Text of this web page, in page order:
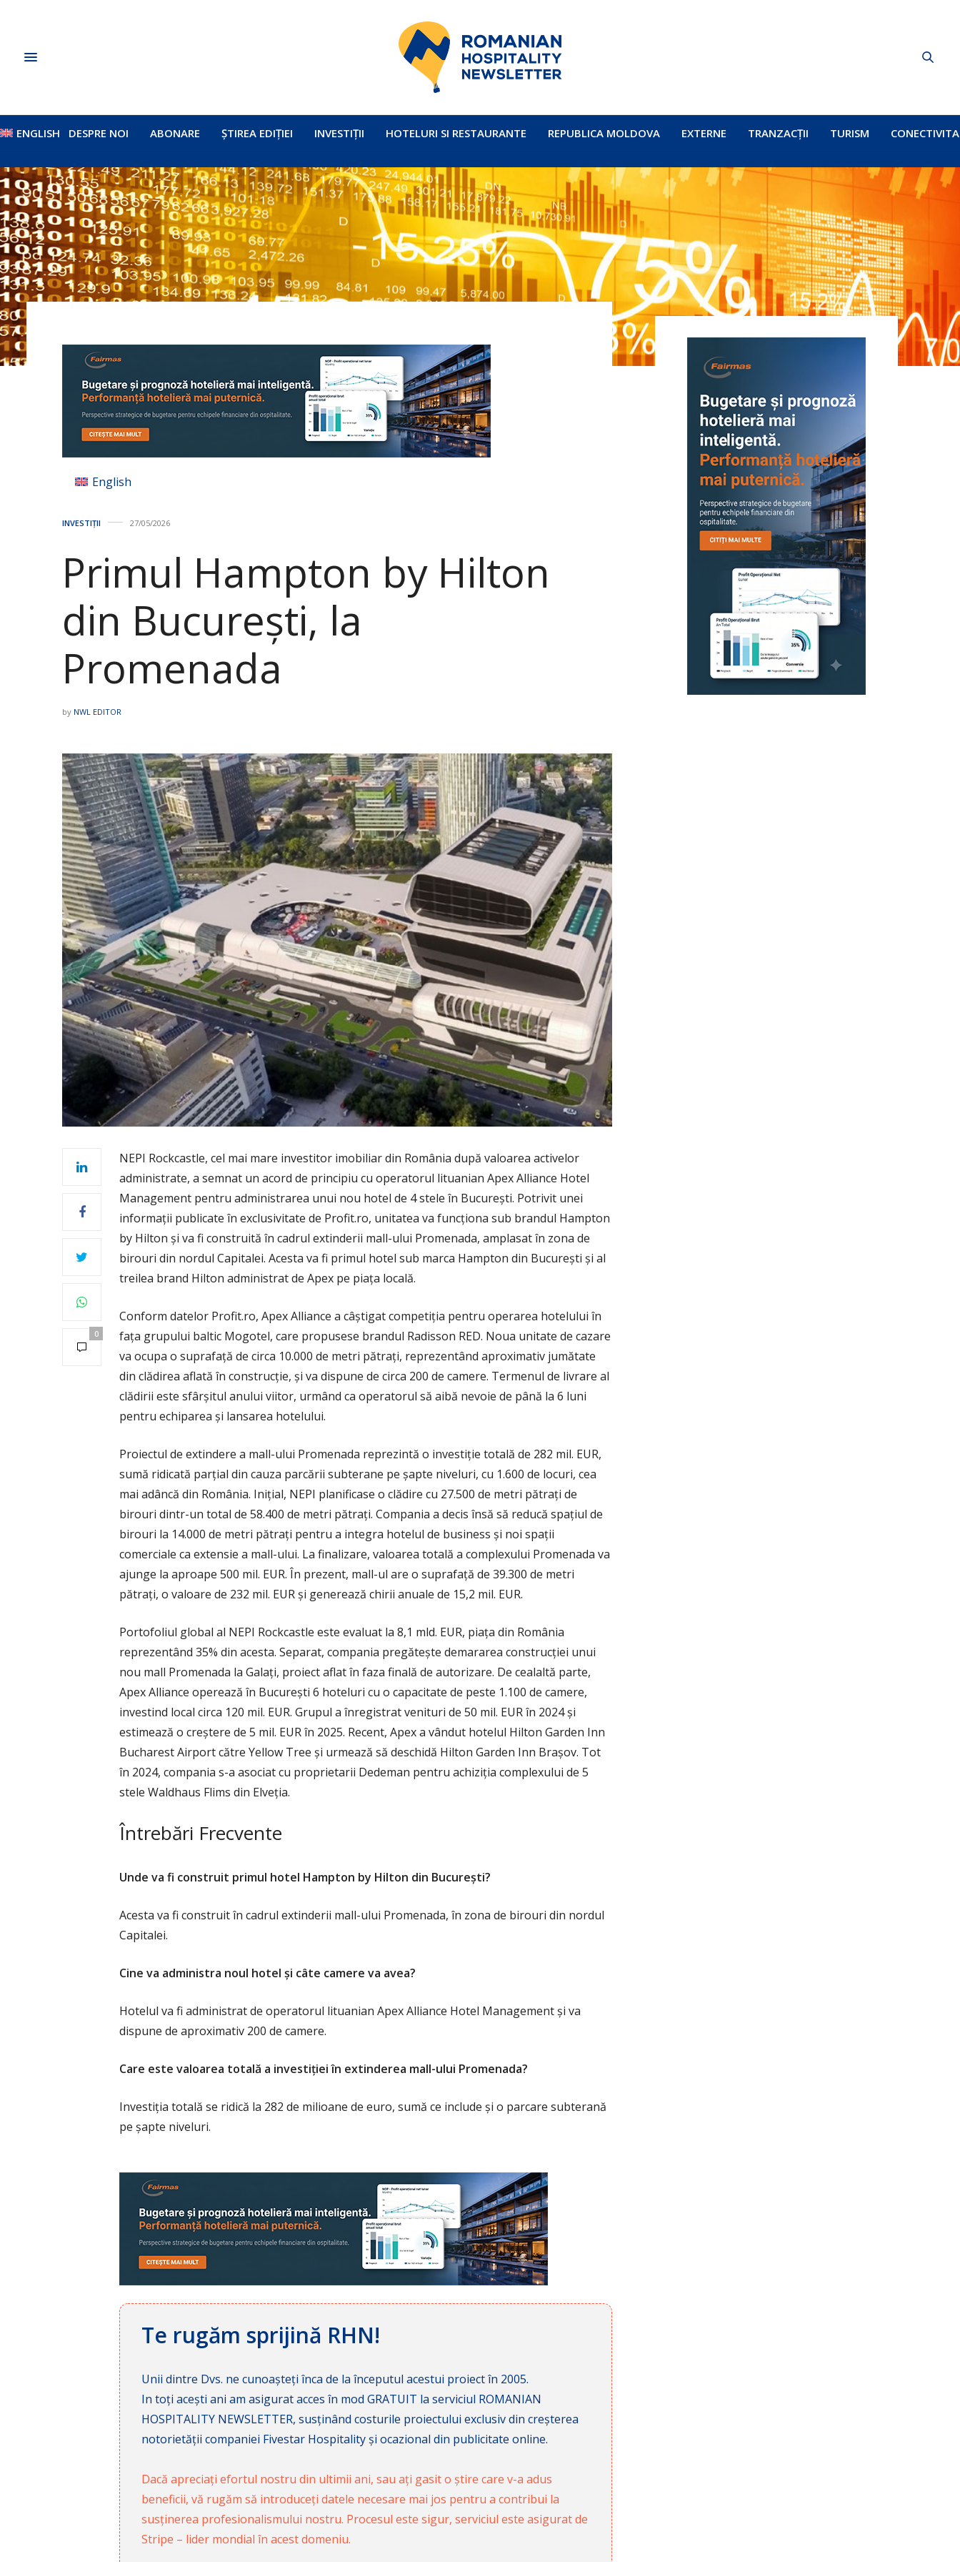
ENGLISH DESPRE NOI ABONARE ȘTIREA EDIȚIEI INVESTIȚII HOTELURI SI RESTAURANTE REPUBLICA MOLDOVA EXTERNE TRANZACȚII TURISM
English
INVESTIȚII 27/05/2026
Primul Hampton by Hilton
din București, la
Promenada
by NWL EDITOR
0
NEPI Rockcastle, cel mai mare investitor imobiliar din România după valoarea activelor
administrate, a semnat un acord de principiu cu operatorul lituanian Apex Alliance Hotel
Management pentru administrarea unui nou hotel de 4 stele în București. Potrivit unei
informații publicate în exclusivitate de Profit.ro, unitatea va funcționa sub brandul Hampton
by Hilton și va fi construită în cadrul extinderii mall-ului Promenada, amplasat în zona de
birouri din nordul Capitalei. Acesta va fi primul hotel sub marca Hampton din București și al
treilea brand Hilton administrat de Apex pe piața locală.
Conform datelor Profit.ro, Apex Alliance a câștigat competiția pentru operarea hotelului în
fața grupului baltic Mogotel, care propusese brandul Radisson RED. Noua unitate de cazare
va ocupa o suprafață de circa 10.000 de metri pătrați, reprezentând aproximativ jumătate
din clădirea aflată în construcție, și va dispune de circa 200 de camere. Termenul de livrare al
clădirii este sfârșitul anului viitor, urmând ca operatorul să aibă nevoie de până la 6 luni
pentru echiparea și lansarea hotelului.
Proiectul de extindere a mall-ului Promenada reprezintă o investiție totală de 282 mil. EUR,
sumă ridicată parțial din cauza parcării subterane pe șapte niveluri, cu 1.600 de locuri, cea
mai adâncă din România. Inițial, NEPI planificase o clădire cu 27.500 de metri pătrați de
birouri dintr-un total de 58.400 de metri pătrați. Compania a decis însă să reducă spațiul de
birouri la 14.000 de metri pătrați pentru a integra hotelul de business și noi spații
comerciale ca extensie a mall-ului. La finalizare, valoarea totală a complexului Promenada va
ajunge la aproape 500 mil. EUR. În prezent, mall-ul are o suprafață de 39.300 de metri
pătrați, o valoare de 232 mil. EUR și generează chirii anuale de 15,2 mil. EUR.
Portofoliul global al NEPI Rockcastle este evaluat la 8,1 mld. EUR, piața din România
reprezentând 35% din acesta. Separat, compania pregătește demararea construcției unui
nou mall Promenada la Galați, proiect aflat în faza finală de autorizare. De cealaltă parte,
Apex Alliance operează în București 6 hoteluri cu o capacitate de peste 1.100 de camere,
investind local circa 120 mil. EUR. Grupul a înregistrat venituri de 50 mil. EUR în 2024 și
estimează o creștere de 5 mil. EUR în 2025. Recent, Apex a vândut hotelul Hilton Garden Inn
Bucharest Airport către Yellow Tree și urmează să deschidă Hilton Garden Inn Brașov. Tot
în 2024, compania s-a asociat cu proprietarii Dedeman pentru achiziția complexului de 5
stele Waldhaus Flims din Elveția.
Întrebări Frecvente
Unde va fi construit primul hotel Hampton by Hilton din București?
Acesta va fi construit în cadrul extinderii mall-ului Promenada, în zona de birouri din nordul
Capitalei.
Cine va administra noul hotel și câte camere va avea?
Hotelul va fi administrat de operatorul lituanian Apex Alliance Hotel Management și va
dispune de aproximativ 200 de camere.
Care este valoarea totală a investiției în extinderea mall-ului Promenada?
Investiția totală se ridică la 282 de milioane de euro, sumă ce include și o parcare subterană
pe șapte niveluri.
Te rugăm sprijină RHN!
Unii dintre Dvs. ne cunoașteți înca de la începutul acestui proiect în 2005.
In toți acești ani am asigurat acces în mod GRATUIT la serviciul ROMANIAN
HOSPITALITY NEWSLETTER, susținând costurile proiectului exclusiv din creșterea
notorietății companiei Fivestar Hospitality și ocazional din publicitate online.
Dacă apreciați efortul nostru din ultimii ani, sau ați gasit o știre care v-a adus
beneficii, vă rugăm să introduceți datele necesare mai jos pentru a contribui la
susținerea profesionalismului nostru. Procesul este sigur, serviciul este asigurat de
Stripe – lider mondial în acest domeniu.